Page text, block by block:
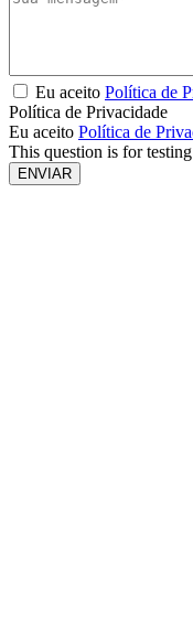
Eu aceito Política de
Política de Privacidade
Eu aceito Política de
This question is for